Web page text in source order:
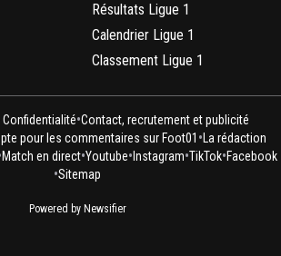
Résultats Ligue 1
Calendrier Ligue 1
Classement Ligue 1
•Contact, recrutement et publicité
pour les commentaires sur Foot01 • La rédaction
Match en direct•Youtube• Instagram•TikTok•Facebook
•Sitemap
Powered by Newsifier